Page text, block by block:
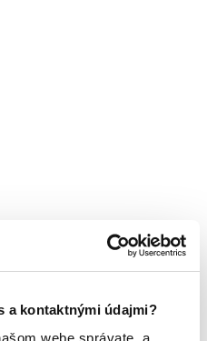
a kontaktnými údajmi?
webe správate, a